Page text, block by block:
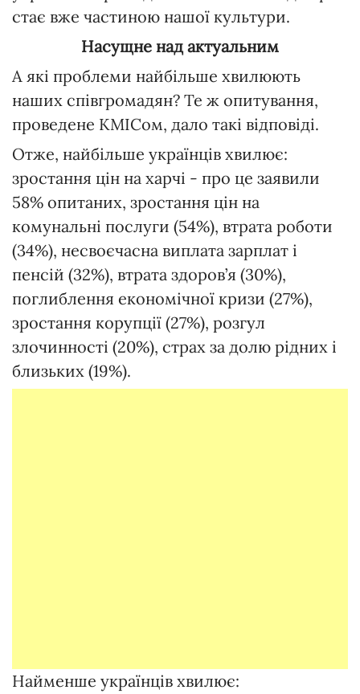
стає вже частиною нашої культури.
Насущне над актуальним
А які проблеми найбільше хвилюють
наших співгромадян? Те ж опитування,
проведене КМІСом, дало такі відповіді.
Отже, найбільше українців хвилює:
зростання цін на харчі - про це заявили
58% опитаних, зростання цін на
комунальні послуги (54%), втрата роботи
(34%), несвоєчасна виплата зарплат і
пенсій (32%), втрата здоров’я (30%),
поглиблення економічної кризи (27%),
зростання корупції (27%), розгул
злочинності (20%), страх за долю рідних і
близьких (19%).
Найменше українців хвилює: